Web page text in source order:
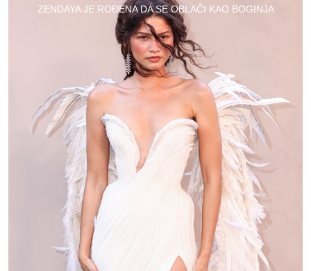
ZENDAYA JE ROĐENA DA SE OBLAČI KAO BOGINJA